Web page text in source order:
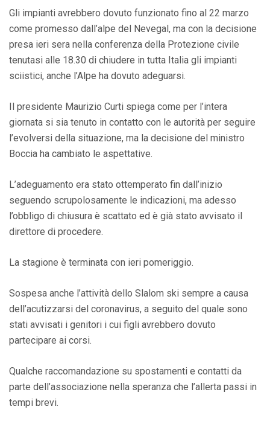
Gli impianti avrebbero dovuto funzionato fino al 22 marzo
come promesso dall’alpe del Nevegal, ma con la decisione
presa ieri sera nella conferenza della Protezione civile
tenutasi alle 18.30 di chiudere in tutta Italia gli impianti
sciistici, anche l’Alpe ha dovuto adeguarsi.
Il presidente Maurizio Curti spiega come per l’intera
giornata si sia tenuto in contatto con le autorità per seguire
l’evolversi della situazione, ma la decisione del ministro
Boccia ha cambiato le aspettative.
L’adeguamento era stato ottemperato fin dall’inizio
seguendo scrupolosamente le indicazioni, ma adesso
l’obbligo di chiusura è scattato ed è già stato avvisato il
direttore di procedere.
La stagione è terminata con ieri pomeriggio.
Sospesa anche l’attività dello Slalom ski sempre a causa
dell’acutizzarsi del coronavirus, a seguito del quale sono
stati avvisati i genitori i cui figli avrebbero dovuto
partecipare ai corsi.
Qualche raccomandazione su spostamenti e contatti da
parte dell’associazione nella speranza che l’allerta passi in
tempi brevi.